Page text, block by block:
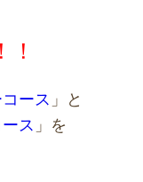
ース 」と
ス 」を